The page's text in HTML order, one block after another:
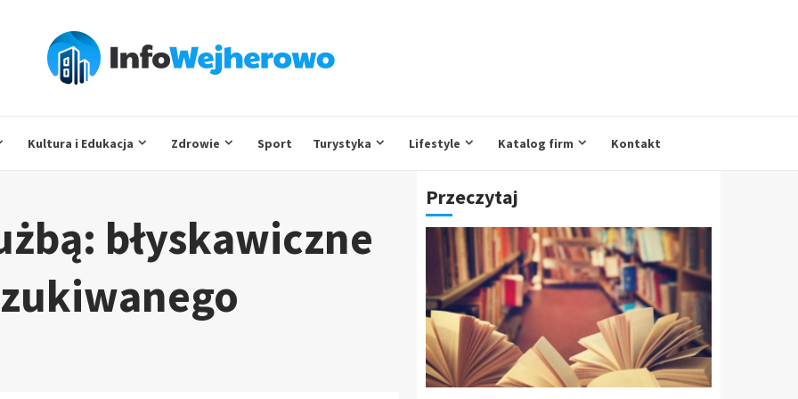
Kultura i Edukacja Zdrowie Sport Turystyka Lifestyle Katalog firm Kontakt
błyskawiczne
Przeczytaj